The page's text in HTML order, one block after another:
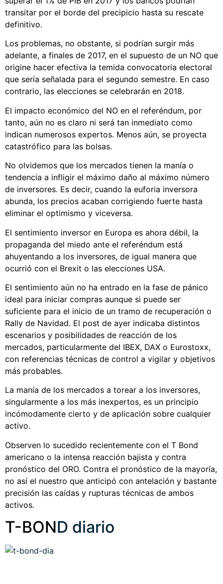
transitar por el borde del precipicio hasta su rescate
definitivo.
Los problemas, no obstante, si podrían surgir más
adelante, a finales de 2017, en el supuesto de un NO que
origine hacer efectiva la temida convocatoria electoral
que sería señalada para el segundo semestre. En caso
contrario, las elecciones se celebrarán en 2018.
El impacto económico del NO en el referéndum, por
tanto, aún no es claro ni será tan inmediato como
indican numerosos expertos. Menos aún, se proyecta
catastrófico para las bolsas.
No olvidemos que los mercados tienen la manía o
tendencia a infligir el máximo daño al máximo número
de inversores. Es decir, cuando la euforia inversora
abunda, los precios acaban corrigiendo fuerte hasta
eliminar el optimismo y viceversa.
El sentimiento inversor en Europa es ahora débil, la
propaganda del miedo ante el referéndum está
ahuyentando a los inversores, de igual manera que
ocurrió con el Brexit o las elecciones USA.
El sentimiento aún no ha entrado en la fase de pánico
ideal para iniciar compras aunque si puede ser
suficiente para el inicio de un tramo de recuperación o
Rally de Navidad. El post de ayer indicaba distintos
escenarios y posibilidades de reacción de los
mercados, particularmente del IBEX, DAX o Eurostoxx,
con referencias técnicas de control a vigilar y objetivos
más probables.
La manía de los mercados a torear a los inversores,
singularmente a los más inexpertos, es un principio
incómodamente cierto y de aplicación sobre cualquier
activo.
Observen lo sucedido recientemente con el T Bond
americano o la intensa reacción bajista y contra
pronóstico del ORO. Contra el pronóstico de la mayoría,
no así el nuestro que anticipó con antelación y bastante
precisión las caídas y rupturas técnicas de ambos
activos.
T-BOND diario